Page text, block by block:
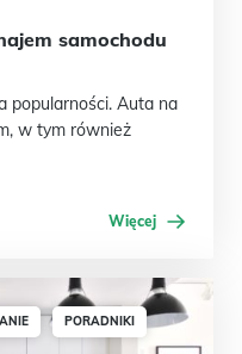
samochodu
popularności. Auta na
w tym również
Więcej
PORADNIKI